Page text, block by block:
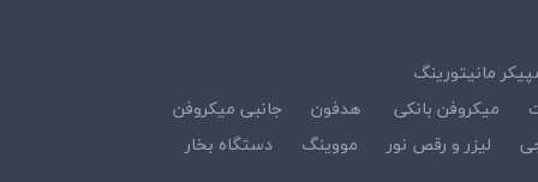
مانیتورینگ
میکروفن بانکی هدفون
جانبی میکروفن
لیزر و رقص نور مووینگ
دستگاه بخار